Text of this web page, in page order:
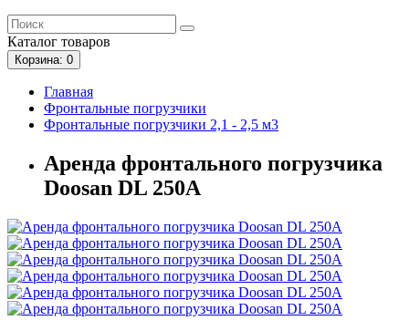
Каталог товаров
Корзина: 0
Главная
Фронтальные погрузчики
Фронтальные погрузчики 2,1 - 2,5 м3
Аренда фронтального погрузчика
Doosan DL 250A